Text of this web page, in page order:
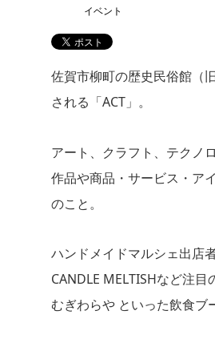
イベント
佐賀市柳町の歴史民俗館（
される「ACT」。
アート、クラフト、テクノ
作品や商品・サービス・ア
のこと。
ハンドメイドマルシェ出店
CANDLE MELTISHなど注
むぎわらや といった飲食ブ